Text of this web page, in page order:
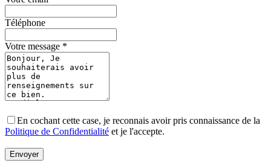
Téléphone
Votre message *
En cochant cette case, je reconnais avoir pris connaissance de la
Politique de Confidentialité et je l'accepte.
Envoyer